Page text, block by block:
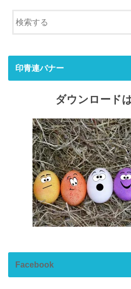
印青連バナー
ダウンロード
Facebook